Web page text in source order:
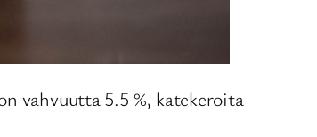
vahvuutta 5.5 %, katekeroita